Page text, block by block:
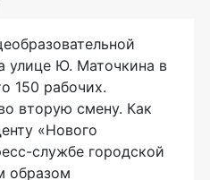
улице Ю. Маточкина в
150 рабочих.
вторую смену. Как
«Нового
службе городской
образом